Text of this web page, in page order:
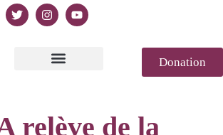
Donation
relève de la